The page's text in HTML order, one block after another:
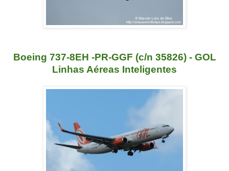
Boeing 737-8EH -PR-GGF (c/n 35826) - GOL
Linhas Aéreas Inteligentes